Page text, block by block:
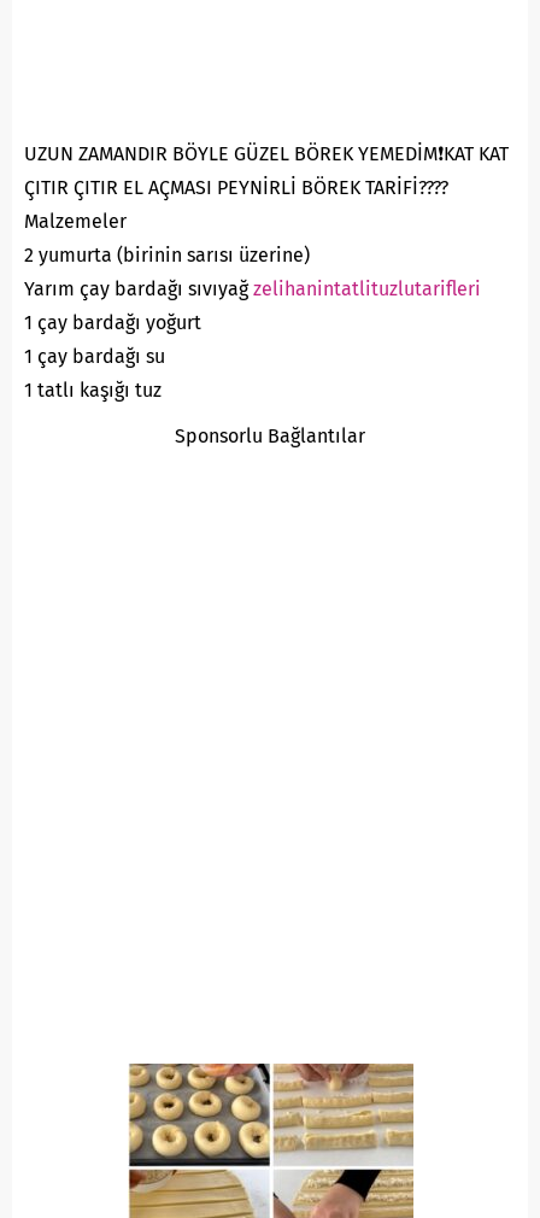
UZUN ZAMANDIR BÖYLE GÜZEL BÖREK YEMEDİM❗️KAT KAT
ÇITIR ÇITIR EL AÇMASI PEYNİRLİ BÖREK TARİFİ????
Malzemeler
2 yumurta (birinin sarısı üzerine)
Yarım çay bardağı sıvıyağzelihanintatlituzlutarifleri
1 çay bardağı yoğurt
1 çay bardağı su
1 tatlı kaşığı tuz
Sponsorlu Bağlantılar